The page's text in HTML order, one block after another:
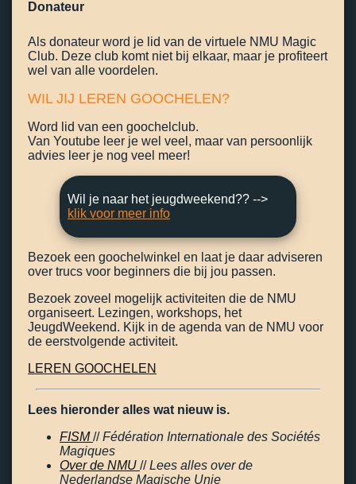
Donateur
Als donateur word je lid van de virtuele NMU Magic
Club. Deze club komt niet bij elkaar, maar je profiteert
wel van alle voordelen.
WIL JIJ LEREN GOOCHELEN?
Word lid van een goochelclub.
Van Youtube leer je wel veel, maar van persoonlijk
advies leer je nog veel meer!
Wil je naar het jeugdweekend?? -->
klik voor meer info
Bezoek een goochelwinkel en laat je daar adviseren
over trucs voor beginners die bij jou passen.
Bezoek zoveel mogelijk activiteiten die de NMU
organiseert. Lezingen, workshops, het
JeugdWeekend. Kijk in de agenda van de NMU voor
de eerstvolgende activiteit.
LEREN GOOCHELEN
Lees hieronder alles wat nieuw is.
FISM//Fédération Internationale des Sociétés
Magiques
Over de NMU //Lees alles over de
Nederlandse Magische Unie